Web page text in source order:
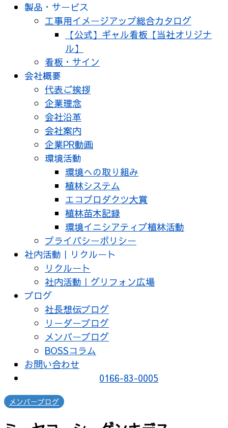
製品・サービス
工事用イメージアップ総合カタログ
【公式】ギャル看板【当社オリジナ
ル】
看板・サイン
会社概要
代表ご挨拶
企業理念
会社沿革
会社案内
企業PR動画
環境活動
環境への取り組み
植林システム
エコプロダクツ大賞
植林苗木記録
環境イニシアティブ植林活動
プライバシーポリシー
社内活動｜リクルート
リクルート
社内活動｜グリフォン広場
ブログ
社長想伝ブログ
リーダーブログ
メンバーブログ
BOSSコラム
お問い合わせ
0166-83-0005
メンバーブログ